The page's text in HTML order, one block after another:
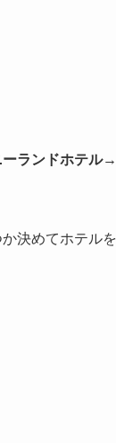
ランドホテル
決めてホテルを